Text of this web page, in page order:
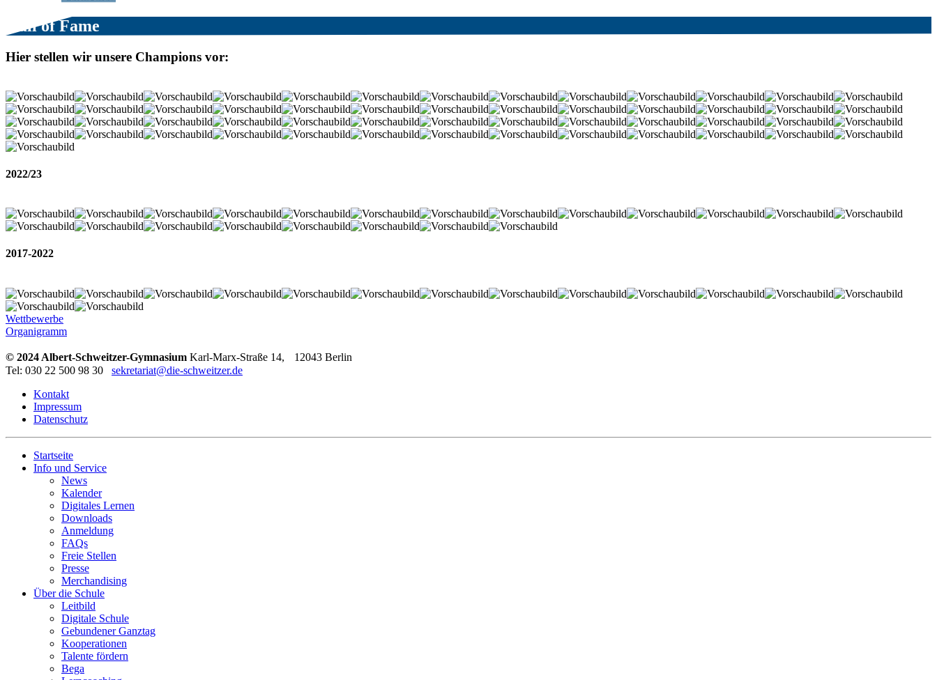
Hall of Fame
Hier stellen wir unsere Champions vor:
2022/23
2017-2022
Wettbewerbe
Organigramm
© 2024 Albert-Schweitzer-Gymnasium Karl-Marx-Straße 14, 12043 Berlin
Tel: 030 22 500 98 30 sekretariat@die-schweitzer.de
Kontakt
Impressum
Datenschutz
Startseite
Info und Service
News
Kalender
Digitales Lernen
Downloads
Anmeldung
FAQs
Freie Stellen
Presse
Merchandising
Über die Schule
Leitbild
Digitale Schule
Gebundener Ganztag
Kooperationen
Talente fördern
Bega